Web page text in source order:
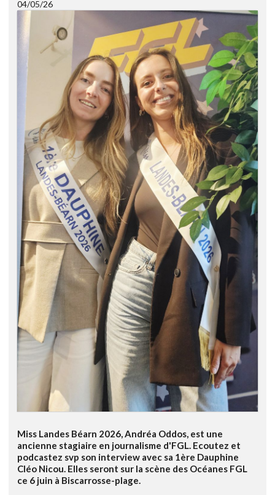
04/05/26
Miss Landes Béarn 2026, Andréa Oddos, est une
ancienne stagiaire en journalisme d'FGL. Ecoutez et
podcastez svp son interview avec sa 1ère Dauphine
Cléo Nicou. Elles seront sur la scène des Océanes FGL
ce 6 juin à Biscarrosse-plage.